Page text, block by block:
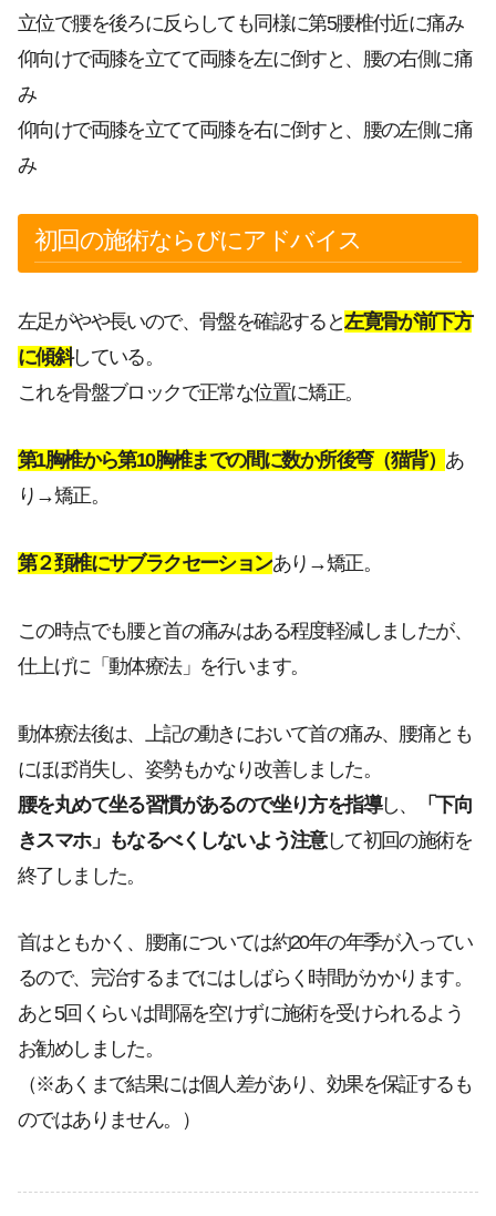
立位で腰を後ろに反らしても同様に第5腰椎付近に痛み
仰向けで両膝を立てて両膝を左に倒すと、腰の右側に痛
み
仰向けで両膝を立てて両膝を右に倒すと、腰の左側に痛
み
初回の施術ならびにアドバイス
左足がやや長いので、骨盤を確認すると左寛骨が前下方
に傾斜している。
これを骨盤ブロックで正常な位置に矯正。
第1胸椎から第10胸椎までの間に数か所後弯（猫背） あ
り→矯正。
第２頚椎にサブラクセーションあり→矯正。
この時点でも腰と首の痛みはある程度軽減しましたが、
仕上げに「動体療法」を行います。
動体療法後は、上記の動きにおいて首の痛み、腰痛とも
にほぼ消失し、姿勢もかなり改善しました。
腰を丸めて坐る習慣があるので坐り方を指導し、
「下向
きスマホ」もなるべくしないよう注意して初回の施術を
終了しました。
首はともかく、腰痛については約20年の年季が入ってい
るので、完治するまでにはしばらく時間がかかります。
あと5回くらいは間隔を空けずに施術を受けられるよう
お勧めしました。
（※あくまで結果には個人差があり、効果を保証するも
のではありません。）